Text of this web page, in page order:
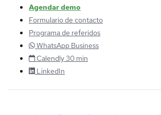
Agendar demo
Formulario de contacto
Programa de referidos
WhatsApp Business
Calendly 30 min
LinkedIn